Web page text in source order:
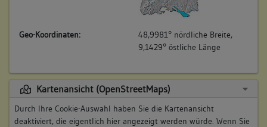
Geo-Koordinaten:
48,9981° nördliche Breite,
9,1429° östliche Länge
Kartenansicht (OpenStreetMaps)
Durch Ihre Cookie-Auswahl haben Sie die Kartenansicht
deaktiviert, die eigentlich hier angezeigt werden würde. Wenn Sie